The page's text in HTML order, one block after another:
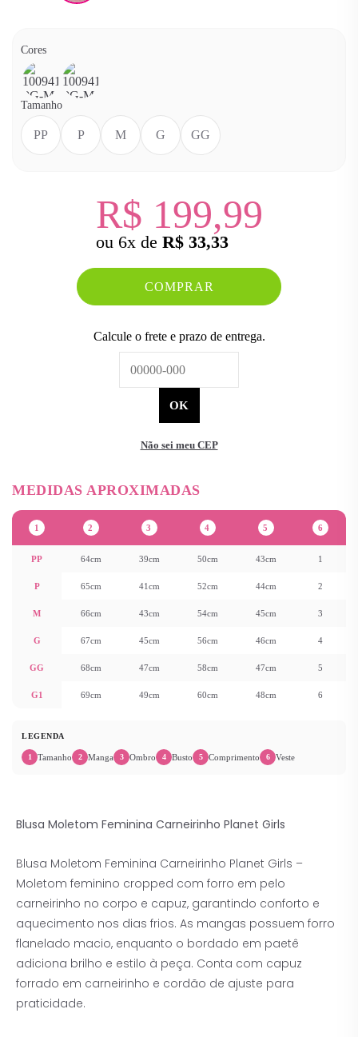
Cores
Tamanho
PP P M G GG
R$ 199,99
ou 6xde R$ 33,33
COMPRAR
Não sei meu CEP
1 2 3 4 5 6
PP 64cm 39cm 50cm 43cm 1
P 65cm 41cm 52cm 44cm 2
M 66cm 43cm 54cm 45cm 3
G 67cm 45cm 56cm 46cm 4
GG 68cm 47cm 58cm 47cm 5
G1 69cm 49cm 60cm 48cm 6
LEGENDA
1 Tamanho 2 Manga 3 Ombro 4 Busto 5 Comprimento 6 Veste
Blusa Moletom Feminina Carneirinho Planet Girls
Blusa Moletom Feminina Carneirinho Planet Girls –
Moletom feminino cropped com forro em pelo
carneirinho no corpo e capuz, garantindo conforto e
aquecimento nos dias frios. As mangas possuem forro
flanelado macio, enquanto o bordado em paetê
adiciona brilho e estilo à peça. Conta com capuz
forrado em carneirinho e cordão de ajuste para
praticidade.